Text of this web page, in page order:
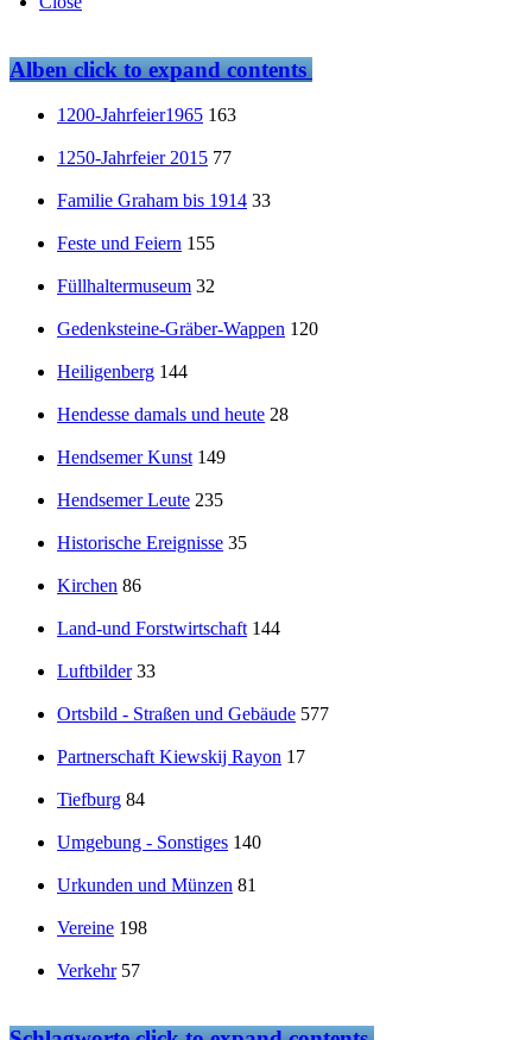
Albenclick to expand contents
1200-Jahrfeier1965 163
1250-Jahrfeier 2015 77
Familie Graham bis 1914 33
Feste und Feiern 155
Füllhaltermuseum 32
Gedenksteine-Gräber-Wappen 120
Heiligenberg 144
Hendesse damals und heute 28
Hendsemer Kunst 149
Hendsemer Leute 235
Historische Ereignisse 35
Kirchen 86
Land-und Forstwirtschaft 144
Luftbilder 33
Ortsbild - Straßen und Gebäude 577
Partnerschaft Kiewskij Rayon 17
Tiefburg 84
Umgebung - Sonstiges 140
Urkunden und Münzen 81
Vereine 198
Verkehr 57